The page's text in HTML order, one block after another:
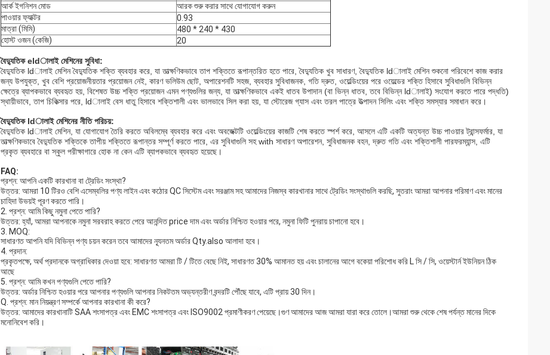
আর্ক ইগনিশন মোড
আরক শুরু করার সাথে যোগাযোগ করুন
পাওয়ার ফ্যাক্টর
0.93
মাত্রা (মিমি)
480 * 240 * 430
হোস্ট ওজন (কেজি)
20
বৈদ্যুতিক eldালাই মেশিনের সুবিধা:
বৈদ্যুতিক ldালাই মেশিন বৈদ্যুতিক শক্তি ব্যবহার করে, যা তাত্ক্ষণিকভাবে তাপ শক্তিতে রূপান্তরিত হতে পারে, বৈদ্যুতিক খুব সাধারণ, বৈদ্যুতিক ldালাই মেশিন শুকনো পরিবেশে কাজ করার
জন্য উপযুক্ত, খুব বেশি প্রয়োজনীয়তার প্রয়োজন নেই, কারণ ভলিউম ছোট, অপারেশনটি সহজ, ব্যবহার সুবিধাজনক, গতি দ্রুত, ওয়েল্ডিংয়ের পরে ওয়েল্ডের শক্তি হিসাবে সুবিধাগুলি বিভিন্ন
ক্ষেত্রে ব্যাপকভাবে ব্যবহৃত হয়, বিশেষত উচ্চ শক্তি প্রয়োজন এমন পণ্যগুলির জন্য, যা তাত্ক্ষণিকভাবে একই ধাতব উপাদান (বা ভিন্ন ধাতব, তবে বিভিন্ন ldালাই) সংযোগ করতে পারে পদ্ধতি)
স্থায়ীভাবে, তাপ চিকিত্সার পরে, ldালাই বেস ধাতু হিসাবে শক্তিশালী এবং ভালভাবে সিল করা হয়, যা স্টোরেজ গ্যাস এবং তরল পাত্রে উত্পাদন সিলিং এবং শক্তি সমস্যার সমাধান করে।
বৈদ্যুতিক ldালাই মেশিনের নীতি পরিচয়:
বৈদ্যুতিক ldালাই মেশিন, যা যোগাযোগ তৈরি করতে অবিলম্বে ব্যবহার করে এবং অবজেক্টটি ওয়েল্ডিংয়ের কাজটি শেষ করতে স্পর্শ করে, আসলে এটি একটি অত্যন্ত উচ্চ পাওয়ার ট্রান্সফর্মার, যা
তাত্ক্ষণিকভাবে বৈদ্যুতিক শক্তিকে তাপীয় শক্তিতে রূপান্তর সম্পূর্ণ করতে পারে, এর সুবিধাগুলি সহ with সাধারণ অপারেশন, সুবিধাজনক বহন, দ্রুত গতি এবং শক্তিশালী পারফরম্যান্স, এটি
প্রকৃত ব্যবহারে বা স্কুল পরীক্ষাগারে হোক না কেন এটি ব্যাপকভাবে ব্যবহৃত হয়েছে।
FAQ:
প্রশ্ন: আপনি একটি কারখানা বা ট্রেডিং সংস্থা?
উত্তর: আমরা 10 টিরও বেশি এসেম্বলির পণ্য লাইন এবং কঠোর QC সিস্টেম এবং সরঞ্জাম সহ আমাদের নিজস্ব কারখানার সাথে ট্রেডিং সংস্থাগুলি করছি, সুতরাং আমরা আপনার পরিমাণ এবং মানের
চাহিদা উভয়ই পূরণ করতে পারি।
2. প্রশ্ন: আমি কিছু নমুনা পেতে পারি?
উত্তর: হ্যাঁ, আমরা আপনাকে নমুনা সরবরাহ করতে পেরে আনন্দিত price দাম এবং অর্ডার নিশ্চিত হওয়ার পরে, নমুনা ফিটি পুনরায় চাপানো হবে।
3. MOQ:
সাধারণত আপনি যদি বিভিন্ন পণ্য চয়ন করেন তবে আমাদের ন্যূনতম অর্ডার Qty.also আলাদা হবে।
4. প্রদান:
প্রকৃতপক্ষে, অর্থ প্রদানকে অগ্রাধিকার দেওয়া হবে: সাধারণত আমরা টি / টিতে বেছে নিই, সাধারণত 30% আমানত হয় এবং চালানের আগে বকেয়া পরিশোধ করি L সি / সি, ওয়েস্টার্ন ইউনিয়ন ঠিক
আছে
5. প্রশ্ন: আমি কখন পণ্যগুলি পেতে পারি?
উত্তর: অর্ডার নিশ্চিত হওয়ার পরে আপনার পণ্যগুলি আপনার নিকটতম অভ্যন্তরীণ বন্দরটি পৌঁছে যাবে, এটি প্রায় 30 দিন।
Q. প্রশ্ন: মান নিয়ন্ত্রণ সম্পর্কে আপনার কারখানা কী করে?
উত্তর: আমাদের কারখানাটি SAA শংসাপত্র এবং EMC শংসাপত্র এবং ISO9002 প্রমাণীকরণ পেয়েছে।গুণ আমাদের আজ আমরা যারা করে তোলে।আমরা শুরু থেকে শেষ পর্যন্ত মানের দিকে
মনোনিবেশ করি।